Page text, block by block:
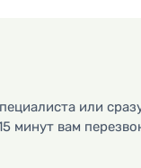
или
минут вам